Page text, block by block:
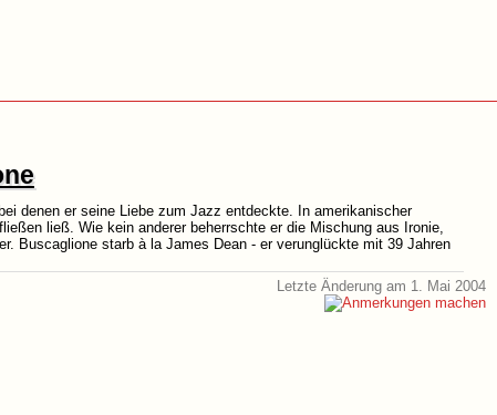
denen er seine Liebe zum Jazz entdeckte. In amerikanischer
ließ. Wie kein anderer beherrschte er die Mischung aus Ironie,
Buscaglione starb à la James Dean - er verunglückte mit 39 Jahren
Letzte Änderung am 1. Mai 2004